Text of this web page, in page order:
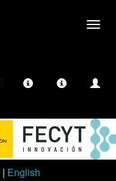
| English